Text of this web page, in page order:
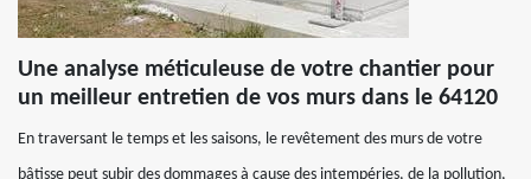
Une analyse méticuleuse de votre chantier pour
un meilleur entretien de vos murs dans le 64120
En traversant le temps et les saisons, le revêtement des murs de votre
bâtisse peut subir des dommages à cause des intempéries, de la pollution,